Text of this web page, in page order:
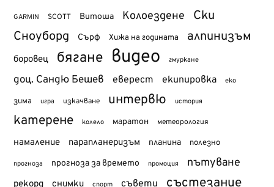
GARMIN SCOTT Витоша Колоездене Ски
Сноуборд Сърф Хижа на годината алпинизъм
боровец бягане видео гмуркане
доц. Сандю Бешев еверест екипировка еко
зима игра изкачване интервю история
катерене колело маратон метеорология
намаление парапланеризъм планина полезно
прогноза прогноза за времето промоция пътуване
рекорд снимки спорт съвети състезание